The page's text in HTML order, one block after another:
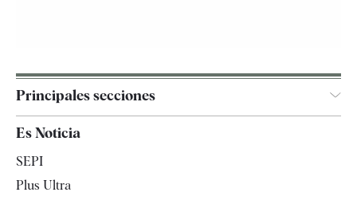
Principales secciones
Es Noticia
SEPI
Plus Ultra